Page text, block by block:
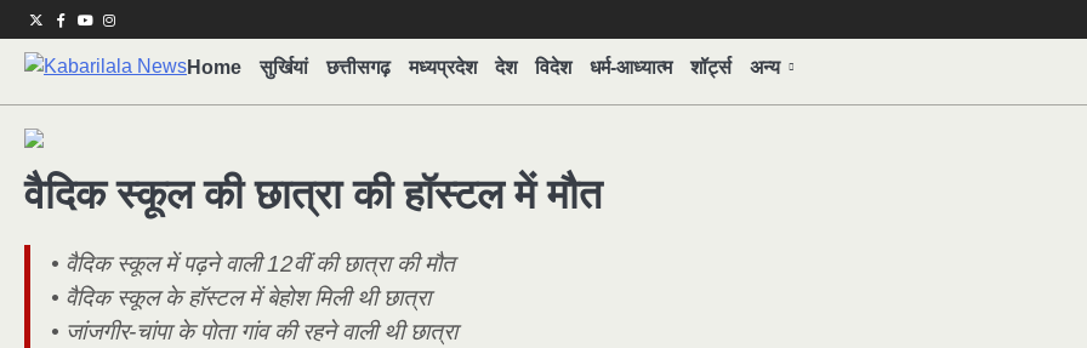
Skip
to
content
Twitter
Facebook
YoutubeInstagram
Home सुर्खियां छत्तीसगढ़ मध्यप्रदेश देश विदेश धर्म-आध्यात्म शॉर्ट्स अन्य
वैदिक स्कूल की छात्रा की हॉस्टल में मौत
• वैदिक स्कूल में पढ़ने वाली 12वीं की छात्रा की मौत
• वैदिक स्कूल के हॉस्टल में बेहोश मिली थी छात्रा
• जांजगीर-चांपा के पोता गांव की रहने वाली थी छात्रा